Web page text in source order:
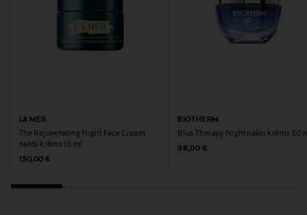
LA MER
The Rejuvenating Night Face Cream
nakts krēms 15 ml
Original Price
130,00 €
BIOTHERM
Blue Therapy Night nakts krēms 50
Original Price
98,00 €